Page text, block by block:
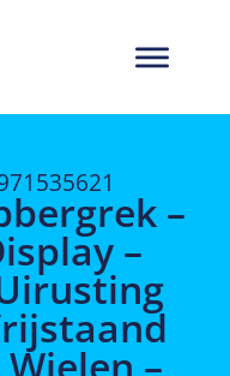
–
–